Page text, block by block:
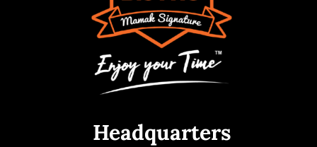
Headquarters